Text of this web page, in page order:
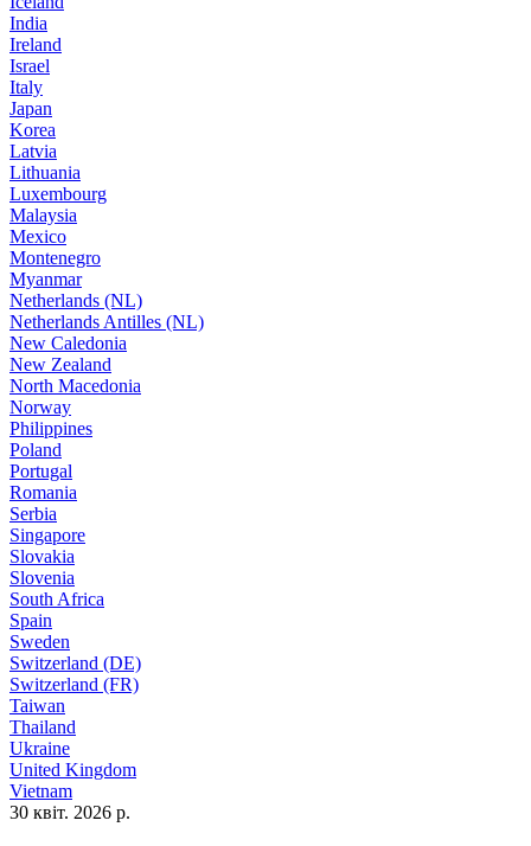
India
Ireland
Israel
Italy
Japan
Korea
Latvia
Lithuania
Luxembourg
Malaysia
Mexico
Montenegro
Myanmar
Netherlands (NL)
Netherlands Antilles (NL)
New Caledonia
New Zealand
North Macedonia
Norway
Philippines
Poland
Portugal
Romania
Serbia
Singapore
Slovakia
Slovenia
South Africa
Spain
Sweden
Switzerland (DE)
Switzerland (FR)
Taiwan
Thailand
Ukraine
United Kingdom
Vietnam
30 квіт. 2026 р.